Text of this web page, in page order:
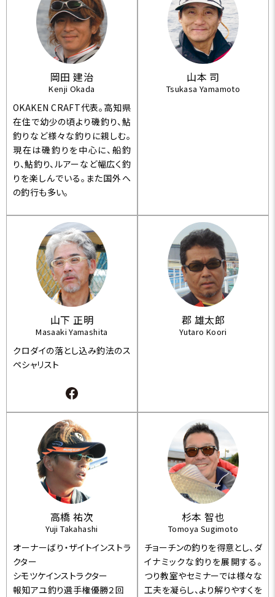
를 좋아하고 Mountain Strea
m은 물론 Area Trout fishin
g까지 전문가급인 다재다능한
계류 프로낚시꾼. JScompan
y Pro Staff.
岡田 建治
Kenji Okada
OKAKEN CRAFT代表。高知県
在住で幼少の頃より磯釣り、鮎
釣りなど様々な釣りに親しむ。
現在は磯釣りを中心に、船釣
り、鮎釣り、ルアーなど幅広く釣
りを楽しんでいる。また国外へ
の釣行も多い。
山本 司
Tsukasa Yamamoto
山下 正明
Masaaki Yamashita
クロダイの落とし込み釣法のス
ペシャリスト
郡 雄太郎
Yutaro Koori
高橋 祐次
Yuji Takahashi
オーナーばり・ザイトインストラ
クター
シモツケインストラクター
報知アユ釣り選手権優勝２回
杉本 智也
Tomoya Sugimoto
チョーチンの釣りを得意とし、ダ
イナミックな釣りを展開する。
つり教室やセミナーでは様々な
工夫を凝らし、より解りやすくを